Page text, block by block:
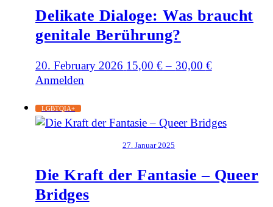
Delikate Dialoge: Was braucht
genitale Berührung?
20. February 2026 15,00€– 30,00 €
Anmelden
LGBTQIA+
27. Januar 2025
Die Kraft der Fantasie – Queer
Bridges